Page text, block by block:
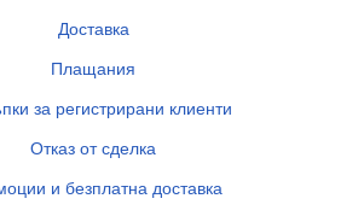
Доставка
Плащания
за регистрирани клиенти
Отказ от сделка
и безплатна доставка